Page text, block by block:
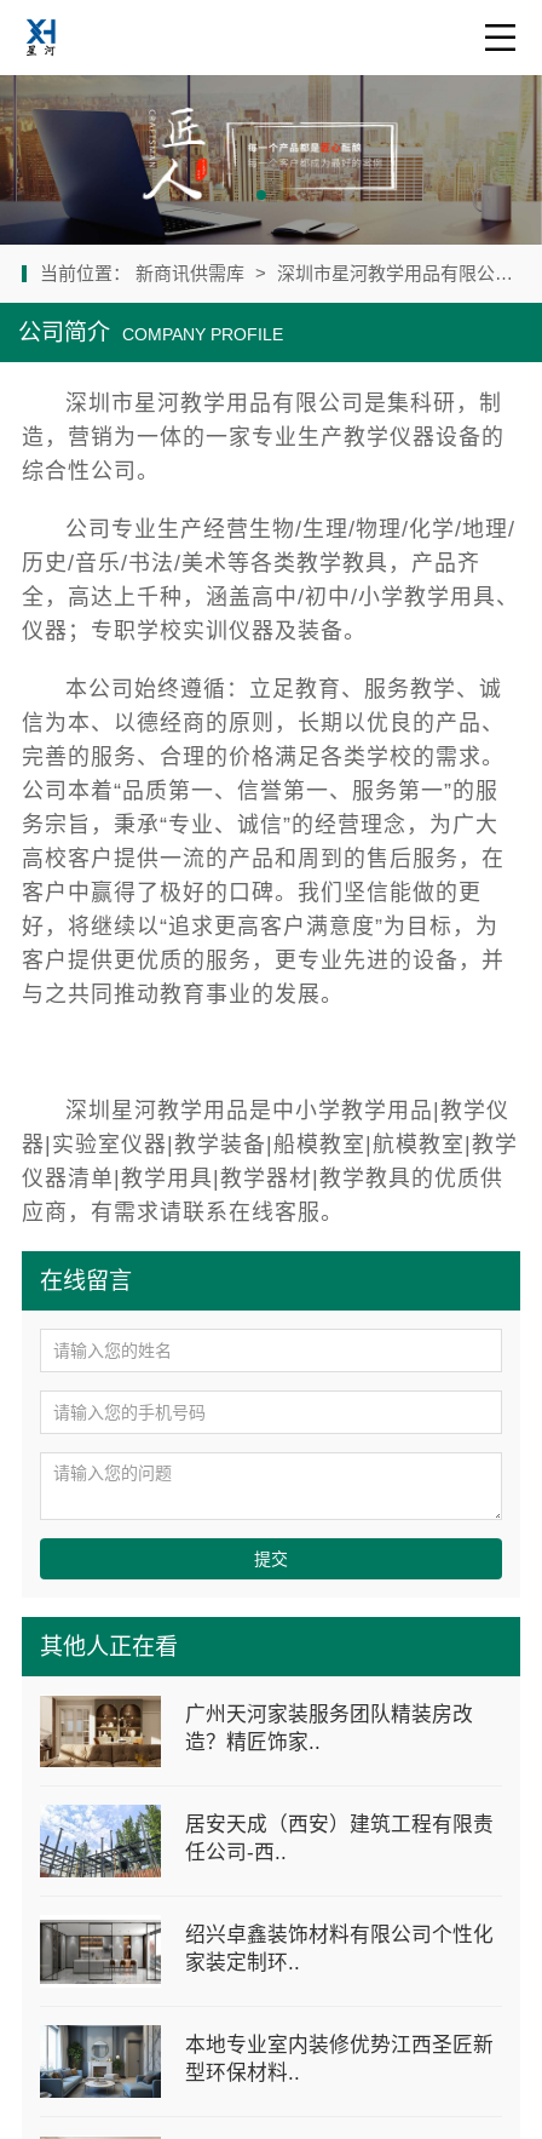
当前位置： 新商讯供需库 > 深圳市星河教学用品有限公司
其他人正在看
广州天河家装服务团队精装房改
造？精匠饰家..
居安天成（西安）建筑工程有限责
任公司-西..
绍兴卓鑫装饰材料有限公司个性化
家装定制环..
本地专业室内装修优势江西圣匠新
型环保材料..
在线留言
提交
公司简介 COMPANY PROFILE
深圳市星河教学用品有限公司是集科研，制
造，营销为一体的一家专业生产教学仪器设备的
综合性公司。
公司专业生产经营生物/生理/物理/化学/地理/
历史/音乐/书法/美术等各类教学教具，产品齐
全，高达上千种，涵盖高中/初中/小学教学用具、
仪器；专职学校实训仪器及装备。
本公司始终遵循：立足教育、服务教学、诚
信为本、以德经商的原则，长期以优良的产品、
完善的服务、合理的价格满足各类学校的需求。
公司本着“品质第一、信誉第一、服务第一”的服
务宗旨，秉承“专业、诚信”的经营理念，为广大
高校客户提供一流的产品和周到的售后服务，在
客户中赢得了极好的口碑。我们坚信能做的更
好，将继续以“追求更高客户满意度”为目标，为
客户提供更优质的服务，更专业先进的设备，并
与之共同推动教育事业的发展。
深圳星河教学用品是中小学教学用品|教学仪
器|实验室仪器|教学装备|船模教室|航模教室|教学
仪器清单|教学用具|教学器材|教学教具的优质供
应商，有需求请联系在线客服。